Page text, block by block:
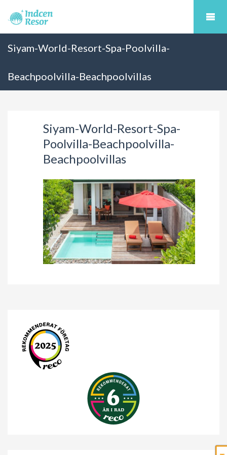
Siyam-World-Resort-Spa-Poolvilla-
Beachpoolvilla-Beachpoolvillas
Siyam-World-Resort-Spa-
Poolvilla-Beachpoolvilla-
Beachpoolvillas